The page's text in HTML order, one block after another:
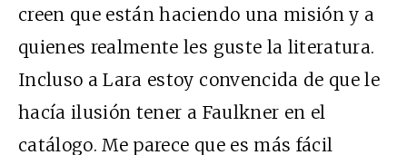
creen que están haciendo una misión y a
quienes realmente les guste la literatura.
Incluso a Lara estoy convencida de que le
hacía ilusión tener a Faulkner en el
catálogo. Me parece que es más fácil